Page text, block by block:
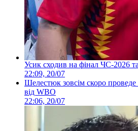
Усик сходив на фінал ЧС-2026
22:09, 20/07
Шелестюк зовсім скоро
від WBO
22:06, 20/07